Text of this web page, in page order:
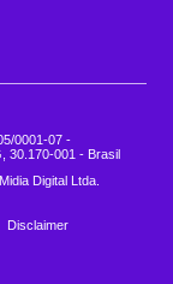
0001-07 -
30.170-001 - Brasil
Digital Ltda.
Disclaimer